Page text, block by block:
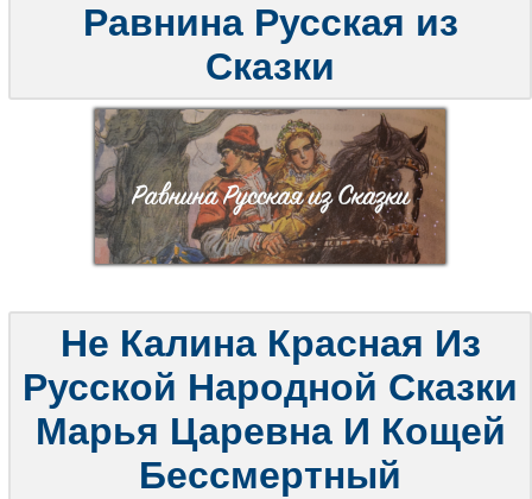
Равнина Русская из
Сказки
Не Калина Красная Из
Русской Народной Сказки
Марья Царевна И Кощей
Бессмертный